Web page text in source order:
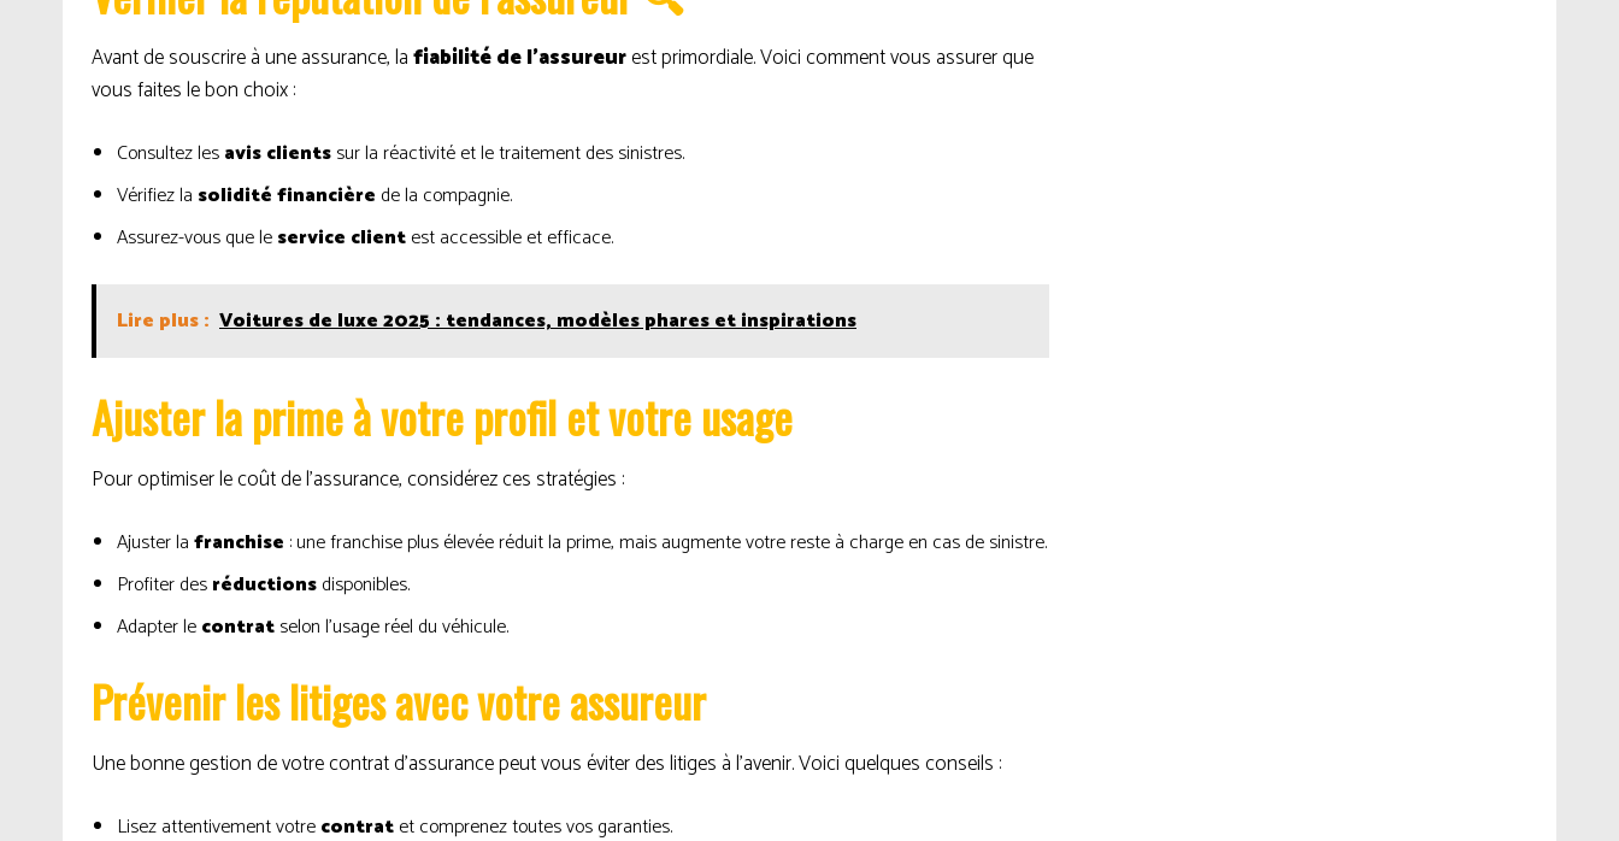
Avant de souscrire à une assurance, lafiabilité de l’assureurest primordiale. Voici comment vous assurer que
vous faites le bon choix :
Consultez lesavis clientssur la réactivité et le traitement des sinistres.
Vérifiez la solidité financière de la compagnie.
Assurez-vous que leservice clientest accessible et efficace.
Lire plus : Voitures de luxe 2025 : tendances, modèles phares et inspirations
Ajuster la prime à votre profil et votre usage
Pour optimiser le coût de l’assurance, considérez ces stratégies :
Ajuster lafranchise : une franchise plus élevée réduit la prime, mais augmente votre reste à charge en cas de sinistre.
Profiter desréductionsdisponibles.
Adapter lecontratselon l’usage réel du véhicule.
Prévenir les litiges avec votre assureur
Une bonne gestion de votre contrat d’assurance peut vous éviter des litiges à l’avenir. Voici quelques conseils :
Lisez attentivement votrecontratet comprenez toutes vos garanties.